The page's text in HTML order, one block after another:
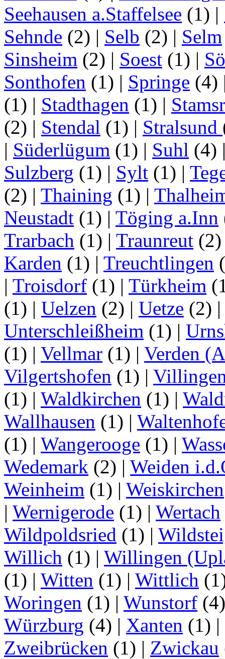
Seehausen a.Staffelsee (1) |
Sehnde (2) | Selb (2) | Selm
Sinsheim (2) | Soest (1) |
Sonthofen (1) | Springe (4)
(1) | Stadthagen (1) |
(2) | Stendal (1) | Stralsund
| Süderlügum (1) | Suhl (4)
Sulzberg (1) | Sylt (1) |
(2) | Thaining (1) |
Neustadt (1) | Töging a.Inn
Trarbach (1) | Traunreut
Karden (1) | Treuchtlingen
| Troisdorf (1) | Türkheim
(1) | Uelzen (2) | Uetze (2)
Unterschleißheim (1) |
(1) | Vellmar (1) | Verden
Vilgertshofen (1) |
(1) | Waldkirchen (1) |
Wallhausen (1) |
(1) | Wangerooge (1) |
Wedemark (2) | Weiden
Weinheim (1) | Weiskirchen
| Wernigerode (1) | Wertach
Wildpoldsried (1) |
Willich (1) | Willingen
(1) | Witten (1) | Wittlich
Woringen (1) | Wunstorf
Würzburg (4) | Xanten (1) |
Zweibrücken (1) | Zwickau